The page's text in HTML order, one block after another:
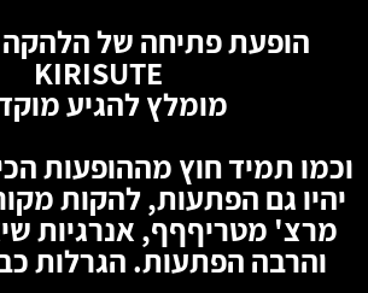
הופעת פתיחה של
KIRISUTE
מומלץ להגיע
וכמו תמיד חוץ מההופעות
יהיו גם הפתעות, להקות
מרצ' מטריףףף, אנרגיות
והרבה הפתעות. הגרלות